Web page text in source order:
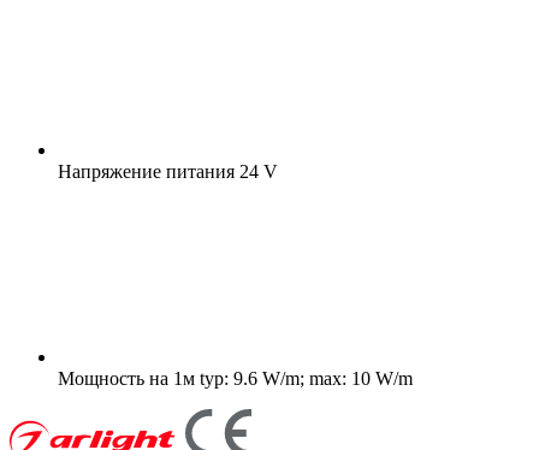
Напряжение питания 24 V
Мощность на 1м typ: 9.6 W/m; max: 10 W/m